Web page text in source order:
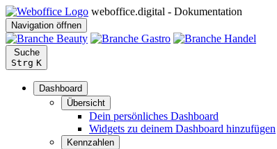
weboffice.digital - Dokumentation
Navigation öffnen
Suche
Strg K
Dashboard
Übersicht
Dein persönliches Dashboard
Widgets zu deinem Dashboard hinzufügen
Kennzahlen